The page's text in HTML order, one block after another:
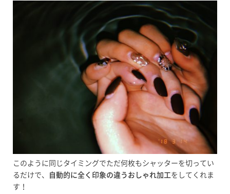
このように同じタイミングでただ何枚もシャッターを切ってい
るだけで、
自動的に全く印象の違うおしゃれ加工をしてくれま
す！